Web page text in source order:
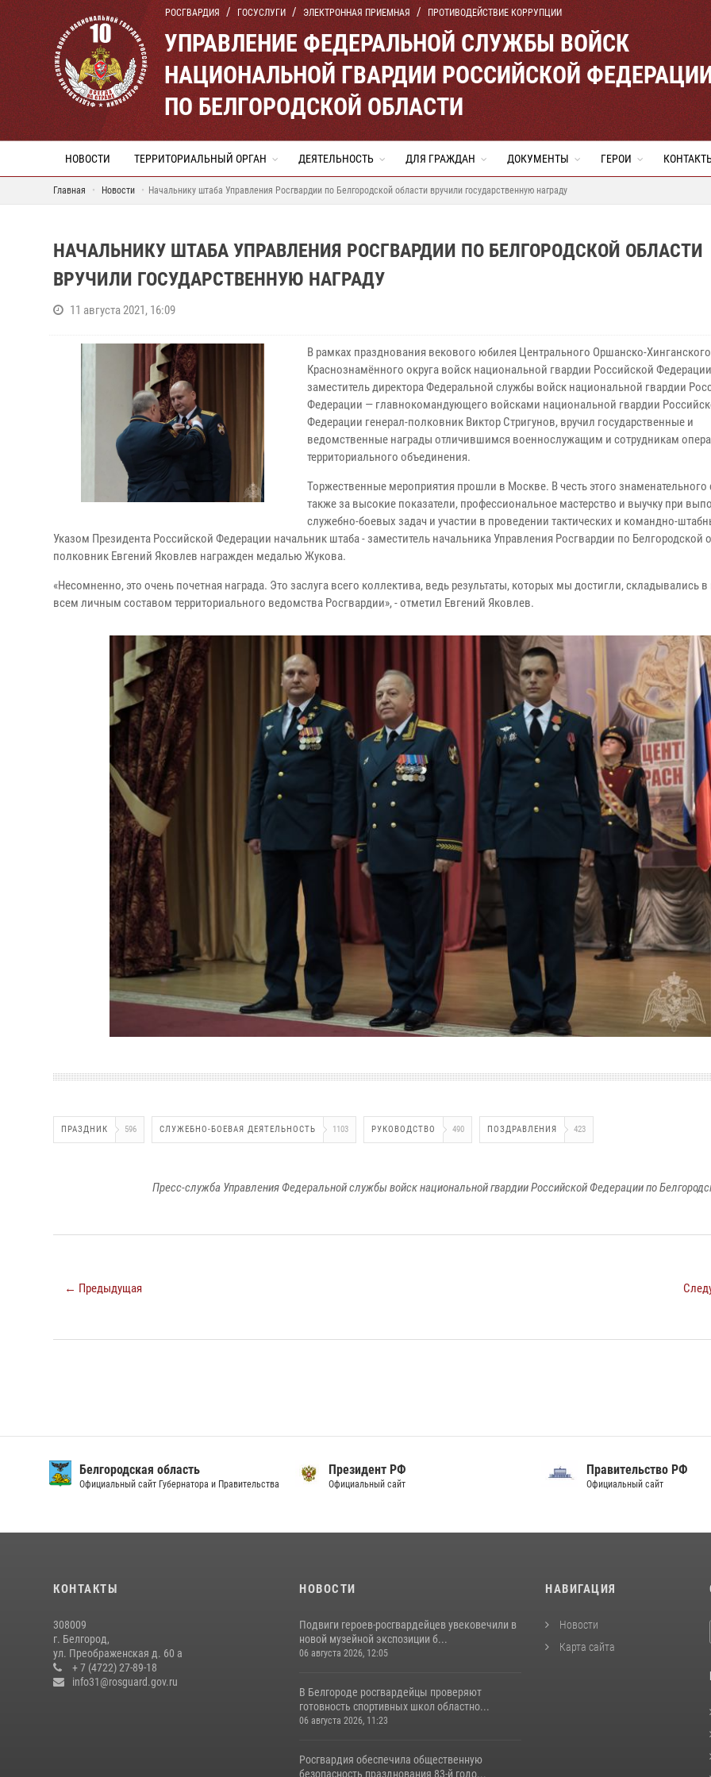
РОСГВАРДИЯ ГОСУСЛУГИ ЭЛЕКТРОННАЯ ПРИЕМНАЯ ПРОТИВОДЕЙСТВИЕ КОРРУПЦИИ
УПРАВЛЕНИЕ ФЕДЕРАЛЬНОЙ СЛУЖБЫ ВОЙСК
НАЦИОНАЛЬНОЙ ГВАРДИИ РОССИЙСКОЙ
ПО БЕЛГОРОДСКОЙ ОБЛАСТИ
НОВОСТИ ТЕРРИТОРИАЛЬНЫЙ ОРГАН ДЕЯТЕЛЬНОСТЬ ДЛЯ ГРАЖДАН ДОКУМЕНТЫ ГЕРОИ
Главная Новости Начальнику штаба Управления Росгвардии по Белгородской области вручили государственную награду
НАЧАЛЬНИКУ ШТАБА УПРАВЛЕНИЯ РОСГВАРДИИ ПО БЕЛГОРОДСКОЙ ОБЛАСТИ
ВРУЧИЛИ ГОСУДАРСТВЕННУЮ НАГРАДУ
11 августа 2021, 16:09
В рамках празднования векового юбилея Центрального Оршанско-Хинганского
Краснознамённого округа войск национальной гвардии Российской
заместитель директора Федеральной службы войск национальной гвардии
Федерации — главнокомандующего войсками национальной гвардии
Федерации генерал-полковник Виктор Стригунов, вручил государственные и
ведомственные награды отличившимся военнослужащим и сотрудникам
территориального объединения.
Торжественные мероприятия прошли в Москве. В честь этого знаменательного
также за высокие показатели, профессиональное мастерство и выучку при
служебно-боевых задач и участии в проведении тактических и командно-
Указом Президента Российской Федерации начальник штаба - заместитель начальника Управления Росгвардии по Белгородской
полковник Евгений Яковлев награжден медалью Жукова.
«Несомненно, это очень почетная награда. Это заслуга всего коллектива, ведь результаты, которых мы достигли, складывались
всем личным составом территориального ведомства Росгвардии», - отметил Евгений Яковлев.
ПРАЗДНИК 596 СЛУЖЕБНО-БОЕВАЯ ДЕЯТЕЛЬНОСТЬ 1103 РУКОВОДСТВО 490 ПОЗДРАВЛЕНИЯ 423
Пресс-служба Управления Федеральной службы войск национальной гвардии Российской Федерации по
← Предыдущая
Белгородская область
Официальный сайт Губернатора и Правительства
Президент РФ
Официальный сайт
Правительство РФ
Официальный сайт
КОНТАКТЫ
308009
г. Белгород,
ул. Преображенская д. 60 а
+ 7 (4722) 27-89-18
info31@rosguard.gov.ru
НОВОСТИ
Подвиги героев‑росгвардейцев увековечили в
новой музейной экспозиции б...
06 августа 2026, 12:05
В Белгороде росгвардейцы проверяют
готовность спортивных школ областно...
06 августа 2026, 11:23
Росгвардия обеспечила общественную
безопасность празднования 83-й годо...
НАВИГАЦИЯ
Новости
Карта сайта